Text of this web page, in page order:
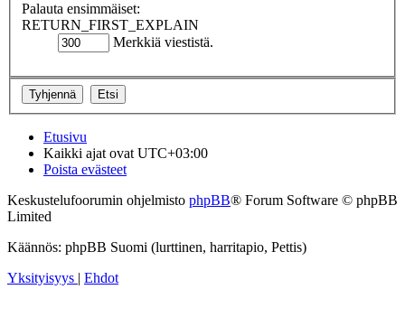
Palauta ensimmäiset:
RETURN_FIRST_EXPLAIN
Merkkiä viestistä.
Etusivu
Kaikki ajat ovat UTC+03:00
Poista evästeet
Keskustelufoorumin ohjelmisto phpBB® Forum Software © phpBB
Limited
Käännös: phpBB Suomi (lurttinen, harritapio, Pettis)
Yksityisyys | Ehdot